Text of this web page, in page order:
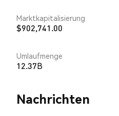
Marktkapitalisierung
$902,741.00
Umlaufmenge
12.37B
Nachrichten